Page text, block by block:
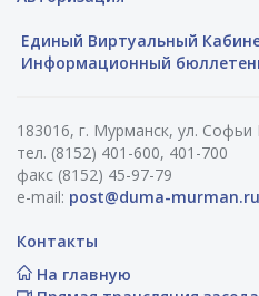
Единый Виртуальный
Информационный
183016, г. Мурманск, ул.
тел. (8152) 401-600, 401-700
факс (8152) 45-97-79
e-mail: post@duma-murman.ru
Контакты
На главную